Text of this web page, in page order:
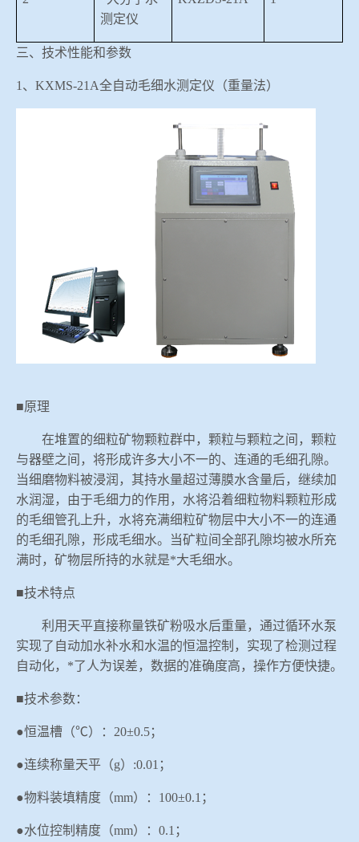
测定仪
三、技术性能和参数
1、KXMS-21A全自动毛细水测定仪（重量法）
■原理
在堆置的细粒矿物颗粒群中，颗粒与颗粒之间，颗粒
与器壁之间，将形成许多大小不一的、连通的毛细孔隙。
当细磨物料被浸润，其持水量超过薄膜水含量后，继续加
水润湿，由于毛细力的作用，水将沿着细粒物料颗粒形成
的毛细管孔上升，水将充满细粒矿物层中大小不一的连通
的毛细孔隙，形成毛细水。当矿粒间全部孔隙均被水所充
满时，矿物层所持的水就是*大毛细水。
■技术特点
利用天平直接称量铁矿粉吸水后重量，通过循环水泵
实现了自动加水补水和水温的恒温控制，实现了检测过程
自动化，*了人为误差，数据的准确度高，操作方便快捷。
■技术参数：
●恒温槽（℃）：20±0.5；
●连续称量天平（g）:0.01；
●物料装填精度（mm）： 100±0.1 ；
●水位控制精度（mm）： 0.1；